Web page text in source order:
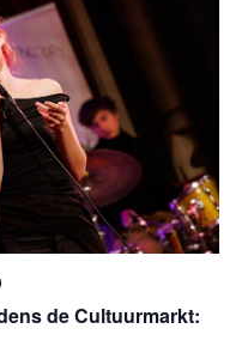
de Cultuurmarkt: